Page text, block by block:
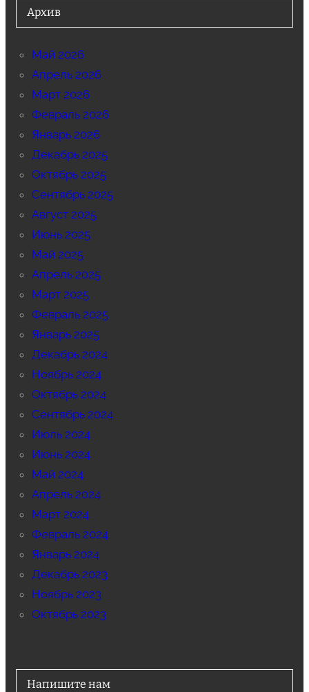
Архив
Май 2026
Апрель 2026
Март 2026
Февраль 2026
Январь 2026
Декабрь 2025
Октябрь 2025
Сентябрь 2025
Август 2025
Июнь 2025
Май 2025
Апрель 2025
Март 2025
Февраль 2025
Январь 2025
Декабрь 2024
Ноябрь 2024
Октябрь 2024
Сентябрь 2024
Июль 2024
Июнь 2024
Май 2024
Апрель 2024
Март 2024
Февраль 2024
Январь 2024
Декабрь 2023
Ноябрь 2023
Октябрь 2023
Напишите нам